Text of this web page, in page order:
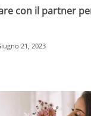
con il partner
21, 2023